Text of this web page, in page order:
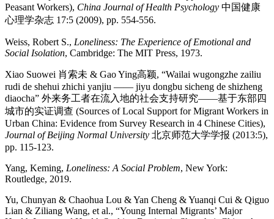
Peasant Workers), China Journal of Health Psychology 中国健康
心理学杂志 17:5 (2009), pp. 554-556.
Weiss, Robert S., Loneliness: The Experience of Emotional and
Social Isolation, Cambridge: The MIT Press, 1973.
Xiao Suowei 肖索未 & Gao Ying高颖, “Wailai wugongzhe zailiu
rudi de shehui zhichi yanjiu —— jiyu dongbu sicheng de shizheng
diaocha” 外来务工者在流入地的社会支持研究——基于东部四
城市的实证调查 (Sources of Local Support for Migrant Workers in
Urban China: Evidence from Survey Research in 4 Chinese Cities),
Journal of Beijing Normal University 北京师范大学学报 (2013:5),
pp. 115-123.
Yang, Keming, Loneliness: A Social Problem, New York:
Routledge, 2019.
Yu, Chunyan & Chaohua Lou & Yan Cheng & Yuanqi Cui & Qiguo
Lian & Ziliang Wang, et al., “Young Internal Migrants’ Major